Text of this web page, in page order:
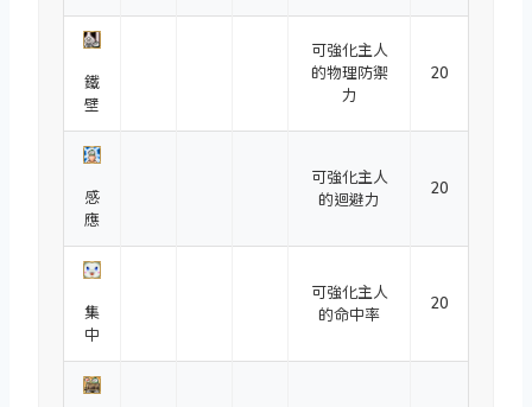
鐵
壁
可強化主人
的物理防禦
力
20
感
應
可強化主人
的迴避力
20
集
中
可強化主人
的命中率
20